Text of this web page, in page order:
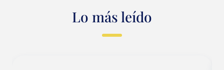
Lo más leído